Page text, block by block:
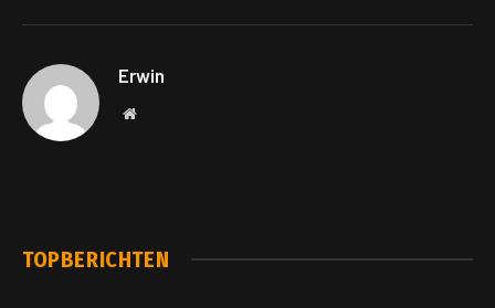
Erwin
Website
TOPBERICHTEN